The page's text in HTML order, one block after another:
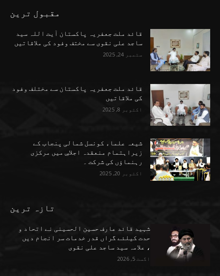
مقبول ترین
قائد ملت جعفریہ پاکستان آیت اللہ سید
ساجد علی نقوی سے مختف وفود کی ملاقاتیں
ستمبر 24, 2025
قائد ملت جعفریہ پاکستان سے مختلف وفود
کی ملاقاتیں
اکتوبر 8, 2025
شیعہ علماء کونسل شمالی پنجاب کے
زیراہتمام منعقدہ اجلاسِ میں مرکزی
رہنماؤں کی شرکت ۔
اکتوبر 20, 2025
تازہ ترین
شہید قائد عارف حسین الحسینی نے اتحاد و
حدت کیلئے گراں قدر خدمات سر انجام دیں
، علامہ سید ساجد علی نقوی
اگست 5, 2026